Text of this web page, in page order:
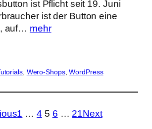
ist Pflicht seit 19. Juni
ist der Button eine
auf… mehr
, Wero-Shops, WordPress
1 … 4 5 6 … 21Next